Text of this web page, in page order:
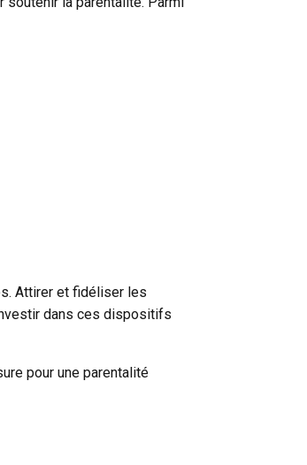
Attirer et fidéliser les
dans ces dispositifs
pour une parentalité